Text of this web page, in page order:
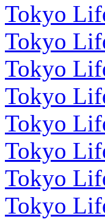
Tokyo
Tokyo
Tokyo
Tokyo
Tokyo
Tokyo
Tokyo
Tokyo